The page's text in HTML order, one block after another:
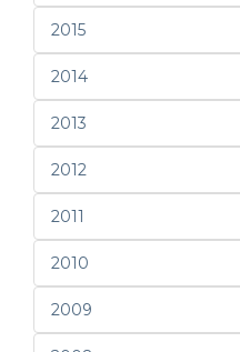
2015
2014
2013
2012
2011
2010
2009